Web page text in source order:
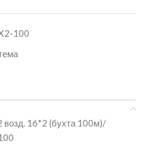
100
возд. 16*2 (бухта 100м)/